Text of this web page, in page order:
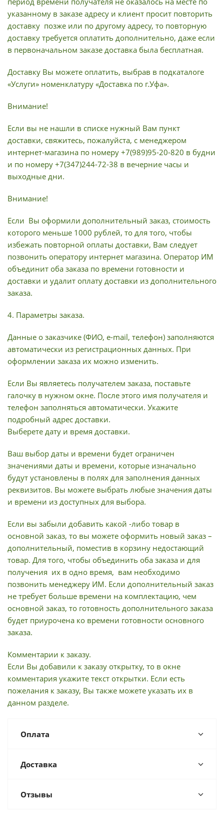
указанному в заказе адресу и клиент просит повторить
доставку позже или по другому адресу, то повторную
доставку требуется оплатить дополнительно, даже если
в первоначальном заказе доставка была бесплатная.
Доставку Вы можете оплатить, выбрав в подкаталоге
«Услуги» номенклатуру «Доставка по г.Уфа».
Внимание!
Если вы не нашли в списке нужный Вам пункт
доставки, свяжитесь, пожалуйста, с менеджером
интернет-магазина по номеру +7(989)95-20-820 в будни
и по номеру +7(347)244-72-38 в вечерние часы и
выходные дни.
Внимание!
Если Вы оформили дополнительный заказ, стоимость
которого меньше 1000 рублей, то для того, чтобы
избежать повторной оплаты доставки, Вам следует
позвонить оператору интернет магазина. Оператор ИМ
объединит оба заказа по времени готовности и
доставки и удалит оплату доставки из дополнительного
заказа.
4. Параметры заказа.
Данные о заказчике (ФИО, e-mail, телефон) заполняются
автоматически из регистрационных данных. При
оформлении заказа их можно изменить.
Если Вы являетесь получателем заказа, поставьте
галочку в нужном окне. После этого имя получателя и
телефон заполняться автоматически. Укажите
подробный адрес доставки.
Выберете дату и время доставки.
Ваш выбор даты и времени будет ограничен
значениями даты и времени, которые изначально
будут установлены в полях для заполнения данных
реквизитов. Вы можете выбрать любые значения даты
и времени из доступных для выбора.
Если вы забыли добавить какой -либо товар в
основной заказ, то вы можете оформить новый заказ –
дополнительный, поместив в корзину недостающий
товар. Для того, чтобы объединить оба заказа и для
получения их в одно время, вам необходимо
позвонить менеджеру ИМ. Если дополнительный заказ
не требует больше времени на комплектацию, чем
основной заказ, то готовность дополнительного заказа
будет приурочена ко времени готовности основного
заказа.
Комментарии к заказу.
Если Вы добавили к заказу открытку, то в окне
комментария укажите текст открытки. Если есть
пожелания к заказу, Вы также можете указать их в
данном разделе.
Оплата
Доставка
Отзывы